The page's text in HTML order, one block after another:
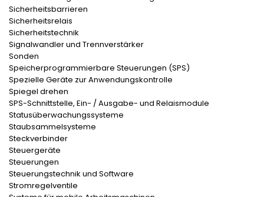
Sicherheitsbarrieren
Sicherheitsrelais
Sicherheitstechnik
Signalwandler und Trennverstärker
Sonden
Speicherprogrammierbare Steuerungen (SPS)
Spezielle Geräte zur Anwendungskontrolle
Spiegel drehen
SPS-Schnittstelle, Ein- / Ausgabe- und Relaismodule
Statusüberwachungssysteme
Staubsammelsysteme
Steckverbinder
Steuergeräte
Steuerungen
Steuerungstechnik und Software
Stromregelventile